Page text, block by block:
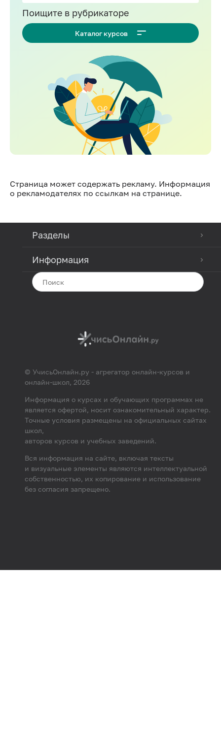
Поищите в рубрикаторе
Каталог курсов
Страница может содержать рекламу. Информация
о рекламодателях по ссылкам на странице.
Разделы
Информация
© УчисьОнлайн.ру - агрегатор онлайн-курсов и
онлайн-школ, 2026
Информация о курсах и обучающих программах не
является офертой, носит ознакомительный характер.
Точные условия размещены на официальных сайтах
школ,
авторов курсов и учебных заведений.
Вся информация на сайте, включая тексты
и визуальные элементы являются интеллектуальной
собственностью, их копирование и использование
без согласия запрещено.